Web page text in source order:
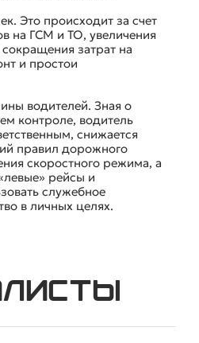
Это происходит за счет
на ГСМ и ТО, увеличения
затрат на
и простои
водителей. Зная о
контроле, водитель
снижается
правил дорожного
скоростного режима, а
рейсы и
служебное
в личных целях.